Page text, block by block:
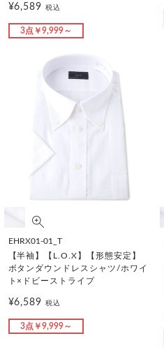
¥6,589税込
3点￥9,999～
EHRX01-01_T
【半袖】【L.O.X】【形態安定】
ボタンダウンドレスシャツ/ホワイ
ト×ドビーストライプ
¥6,589税込
3点￥9,999～